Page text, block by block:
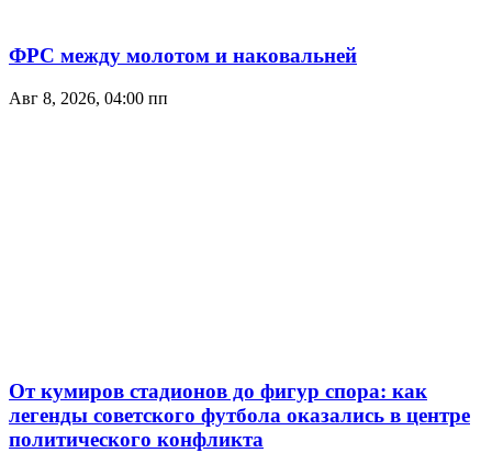
ФРС между молотом и наковальней
Авг 8, 2026, 04:00 пп
От кумиров стадионов до фигур спора: как
легенды советского футбола оказались в центре
политического конфликта